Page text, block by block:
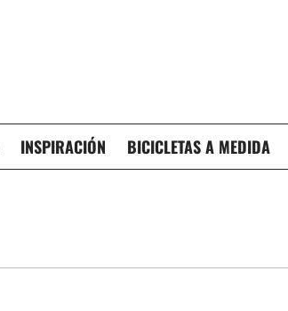
INSPIRACIÓN BICICLETAS A MEDIDA